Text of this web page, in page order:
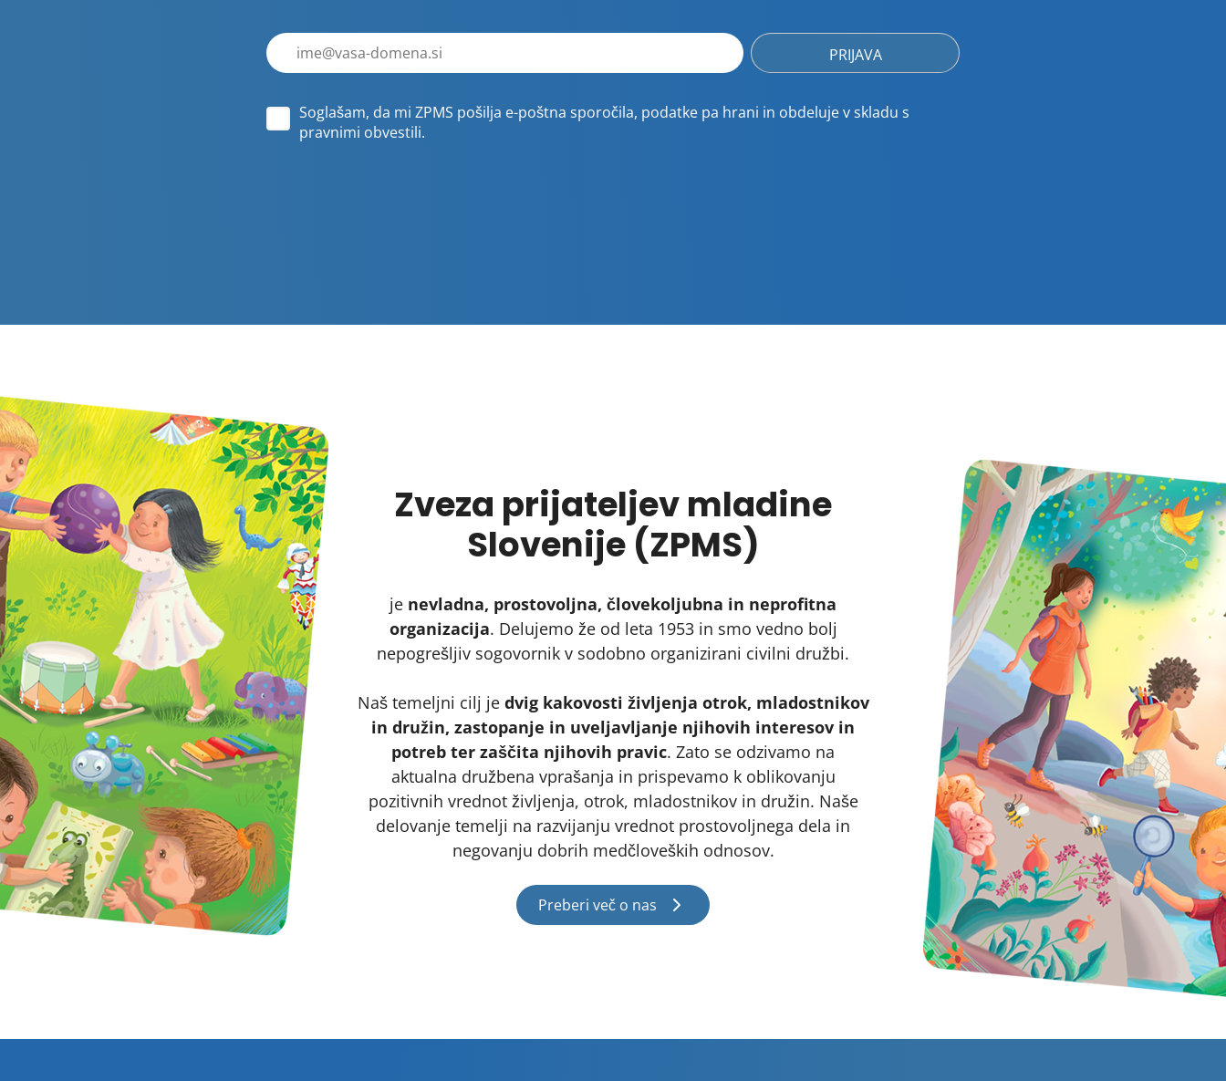
E-
poštni
Soglašam, da mi ZPMS pošilja e-poštna sporočila, podatke pa hrani in obdeluje v skladu s
pravnimi obvestili.
Zveza prijateljev mladine
Slovenije (ZPMS)
je nevladna, prostovoljna, človekoljubna in neprofitna
organizacija. Delujemo že od leta 1953 in smo vedno bolj
nepogrešljiv sogovornik v sodobno organizirani civilni družbi.
Naš temeljni cilj je dvig kakovosti življenja otrok, mladostnikov
in družin, zastopanje in uveljavljanje njihovih interesov in
potreb ter zaščita njihovih pravic. Zato se odzivamo na
aktualna družbena vprašanja in prispevamo k oblikovanju
pozitivnih vrednot življenja, otrok, mladostnikov in družin. Naše
delovanje temelji na razvijanju vrednot prostovoljnega dela in
negovanju dobrih medčloveških odnosov.
Preberi več o nas